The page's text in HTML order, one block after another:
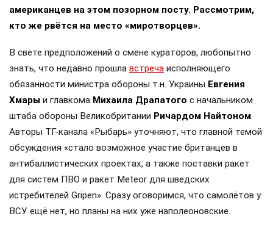
американцев на этом позорном посту. Рассмотрим,
кто же рвётся на место «миротворцев».
В свете предположений о смене кураторов, любопытно
знать, что недавно прошла встреча исполняющего
обязанности министра обороны т.н. Украины Евгения
Хмары и главкома Михаила Драпатого с начальником
штаба обороны Великобритании Ричардом Найтоном.
Авторы ТГ-канала «Рыбарь» уточняют, что главной темой
обсуждения «стало возможное участие британцев в
антибаллистических проектах, а также поставки ракет
для систем ПВО и ракет Meteor для шведских
истребителей Gripen». Сразу оговоримся, что самолётов у
ВСУ ещё нет, но планы на них уже наполеоновские.